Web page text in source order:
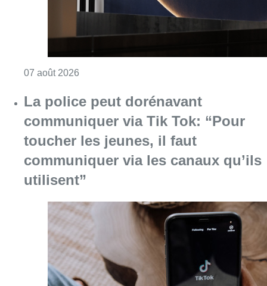
07 août 2026
La police peut dorénavant
communiquer via Tik Tok: “Pour
toucher les jeunes, il faut
communiquer via les canaux qu’ils
utilisent”